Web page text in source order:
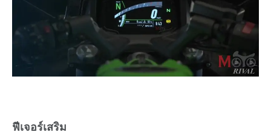
ฟีเจอร์เสริม